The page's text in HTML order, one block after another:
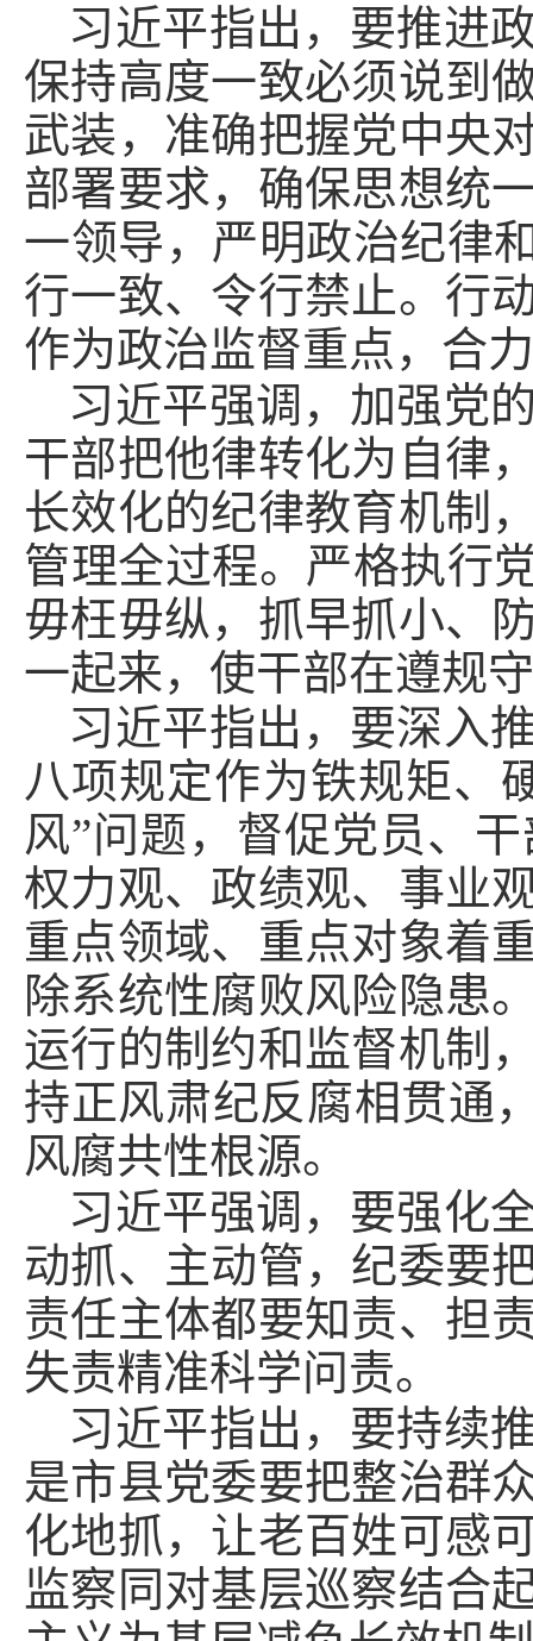
习近平指出，要推进
保持高度一致必须说到
武装，准确把握党中央
部署要求，确保思想统
一领导，严明政治纪律
行一致、令行禁止。行
作为政治监督重点，合
习近平强调，加强党
干部把他律转化为自律
长效化的纪律教育机制
管理全过程。严格执行
毋枉毋纵，抓早抓小、
一起来，使干部在遵规
习近平指出，要深入
八项规定作为铁规矩、
风”问题，督促党员、
权力观、政绩观、事业
重点领域、重点对象着
除系统性腐败风险隐患
运行的制约和监督机制
持正风肃纪反腐相贯通
风腐共性根源。
习近平强调，要强化
动抓、主动管，纪委要
责任主体都要知责、担
失责精准科学问责。
习近平指出，要持续
是市县党委要把整治群
化地抓，让老百姓可感
监察同对基层巡察结合